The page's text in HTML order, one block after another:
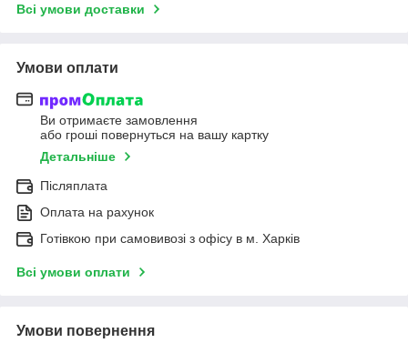
Всі умови доставки
Умови оплати
Ви отримаєте замовлення
або гроші повернуться на вашу картку
Детальніше
Післяплата
Оплата на рахунок
Готівкою при самовивозі з офісу в м. Харків
Всі умови оплати
Умови повернення